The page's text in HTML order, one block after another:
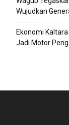
Wujudkan
Ekonomi
Jadi Motor